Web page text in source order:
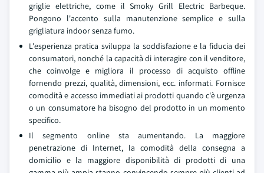
griglie elettriche, come il Smoky Grill Electric Barbeque.
Pongono l'accento sulla manutenzione semplice e sulla
grigliatura indoor senza fumo.
L'esperienza pratica sviluppa la soddisfazione e la fiducia dei
consumatori, nonché la capacità di interagire con il venditore,
che coinvolge e migliora il processo di acquisto offline
fornendo prezzi, qualità, dimensioni, ecc. informati. Fornisce
comodità e accesso immediati ai prodotti quando c'è urgenza
o un consumatore ha bisogno del prodotto in un momento
specifico.
Il segmento online sta aumentando. La maggiore
penetrazione di Internet, la comodità della consegna a
domicilio e la maggiore disponibilità di prodotti di una